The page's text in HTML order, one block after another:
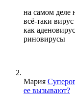
на самом деле
всё-таки
как
риновирусы
Мария
ее вызывают?